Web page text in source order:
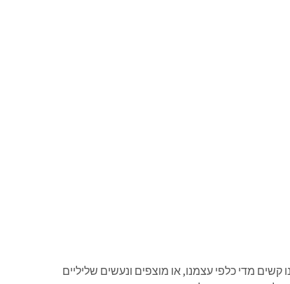
קשים מדי כלפי עצמנו, או מוצפים ונעשים שליליים